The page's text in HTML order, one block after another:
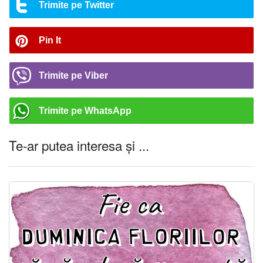
Trimite pe Twitter
Pin It
Trimite pe Viber
Trimite pe WhatsApp
Te-ar putea interesa și ...